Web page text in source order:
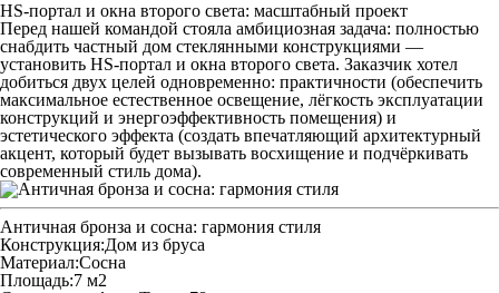
HS‑портал и окна второго света: масштабный проект
Перед нашей командой стояла амбициозная задача: полностью
снабдить частный дом стеклянными конструкциями —
установить HS‑портал и окна второго света. Заказчик хотел
добиться двух целей одновременно: практичности (обеспечить
максимальное естественное освещение, лёгкость эксплуатации
конструкций и энергоэффективность помещения) и
эстетического эффекта (создать впечатляющий архитектурный
акцент, который будет вызывать восхищение и подчёркивать
современный стиль дома).
Античная бронза и сосна: гармония стиля
Конструкция:Дом из бруса
Материал:Сосна
Площадь:7 м2